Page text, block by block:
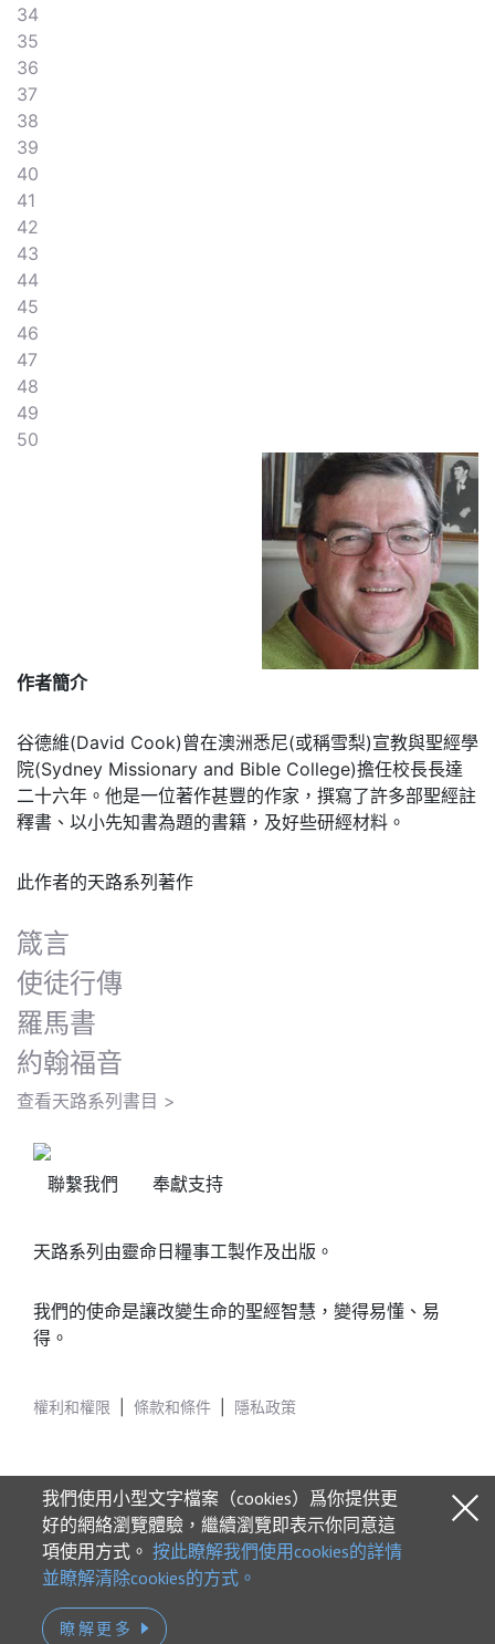
34
35
36
37
38
39
40
41
42
43
44
45
46
47
48
49
50
作者簡介
谷德維(David Cook)曾在澳洲悉尼(或稱雪梨)宣教與聖經學
院(Sydney Missionary and Bible College)擔任校長長達
二十六年。他是一位著作甚豐的作家，撰寫了許多部聖經註
釋書、以小先知書為題的書籍，及好些研經材料。
此作者的天路系列著作
箴言
使徒行傳
羅馬書
約翰福音
查看天路系列書目 >
聯繫我們 奉獻支持
天路系列由靈命日糧事工製作及出版。
我們的使命是讓改變生命的聖經智慧，變得易懂、易
得。
權利和權限 條款和條件 隱私政策
© 2026 Our Daily Bread Ministries
我們使用小型文字檔案（cookies）爲你提供更
好的網絡瀏覽體驗，繼續瀏覽即表示你同意這
項使用方式。 按此瞭解我們使用cookies的詳情
並瞭解清除cookies的方式。
瞭解更多